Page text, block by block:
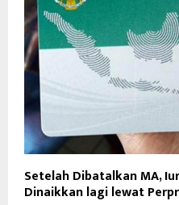
Setelah Dibatalkan MA,
Dinaikkan lagi lewat